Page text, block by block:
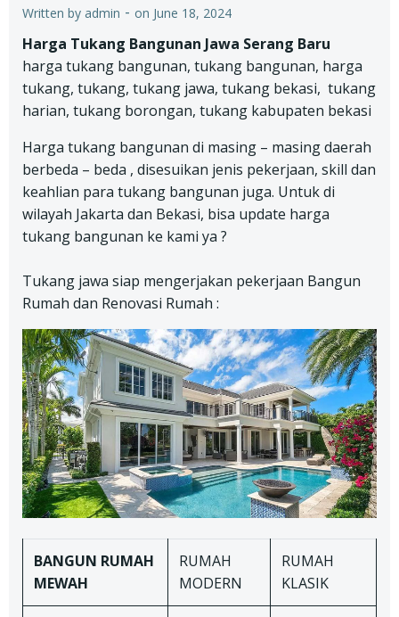
Written by admin - on June 18, 2024
Harga Tukang Bangunan Jawa Serang Baru
harga tukang bangunan, tukang bangunan, harga
tukang, tukang, tukang jawa, tukang bekasi, tukang
harian, tukang borongan, tukang kabupaten bekasi
Harga tukang bangunan di masing – masing daerah
berbeda – beda , disesuikan jenis pekerjaan, skill dan
keahlian para tukang bangunan juga. Untuk di
wilayah Jakarta dan Bekasi, bisa update harga
tukang bangunan ke kami ya ?
Tukang jawa siap mengerjakan pekerjaan Bangun
Rumah dan Renovasi Rumah :
BANGUN RUMAH
MEWAH
RUMAH
MODERN
RUMAH
KLASIK